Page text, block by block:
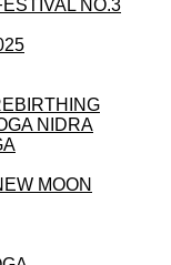
NO.3
NIDRA
MOON